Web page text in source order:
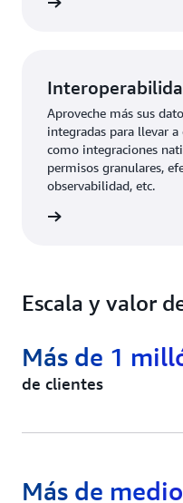
Aproveche más sus
integradas para llevar a
como integraciones
permisos granulares,
observabilidad, etc.
Escala y valor
de clientes
Más de 1
Más de